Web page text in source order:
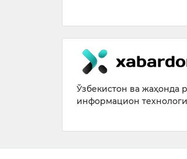
Ўзбекистон ва жаҳонда
информацион